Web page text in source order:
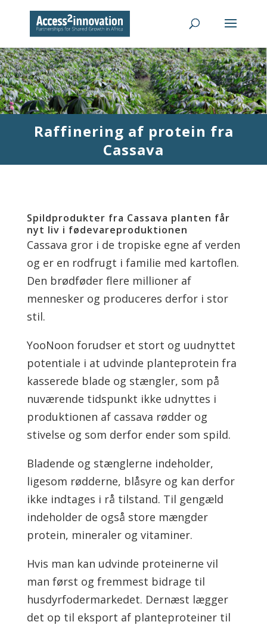
Raffinering af protein fra
Cassava
Spildprodukter fra Cassava planten får
nyt liv i fødevareproduktionen
Cassava gror i de tropiske egne af verden
og er en rodfrugt i familie med kartoflen.
Den brødføder flere millioner af
mennesker og produceres derfor i stor
stil.
YooNoon forudser et stort og uudnyttet
potentiale i at udvinde planteprotein fra
kasserede blade og stængler, som på
nuværende tidspunkt ikke udnyttes i
produktionen af cassava rødder og
stivelse og som derfor ender som spild.
Bladende og stænglerne indeholder,
ligesom rødderne, blåsyre og kan derfor
ikke indtages i rå tilstand. Til gengæld
indeholder de også store mængder
protein, mineraler og vitaminer.
Hvis man kan udvinde proteinerne vil
man først og fremmest bidrage til
husdyrfodermarkedet. Dernæst lægger
det op til eksport af planteproteiner til